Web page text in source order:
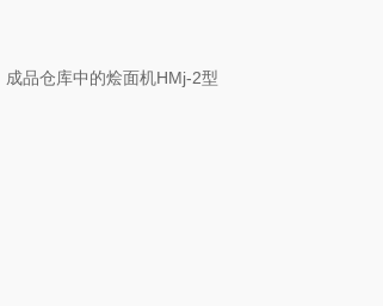
成品仓库中的烩面机HMj-2型